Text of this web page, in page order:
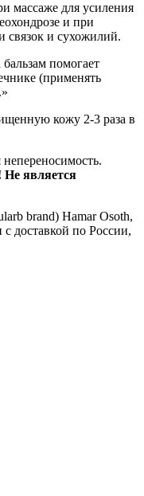
массаже для усиления
и при
связок и сухожилий.
помогает
(применять
кожу 2-3 раза в
Не является
brand) Hamar Osoth,
доставкой по России,